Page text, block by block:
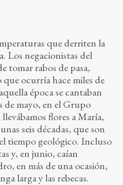
que derriten la
Los negacionistas del
tomar rabos de pasa,
ocurría hace miles de
época se cantaban
de mayo, en el Grupo
flores a María,
seis décadas, que son
tiempo geológico. Incluso
y, en junio, caían
en más de una ocasión,
larga y las rebecas.